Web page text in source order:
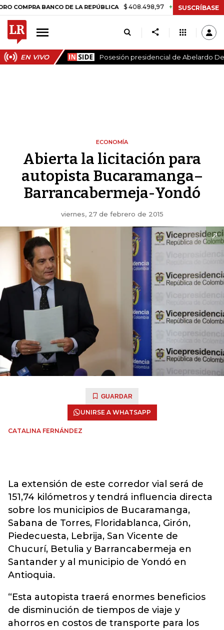
BANCO DE LA REPÚBLICA $ 408.498,97 +$ 8.753,81 +2,19%
SUSCRÍBASE
EN VIVO Posesión presidencial de Abelardo
ECONOMÍA
Abierta la licitación para
autopista Bucaramanga–
Barrancabermeja-Yondó
viernes, 27 de febrero de 2015
GUARDAR
UNIRSE A WHATSAPP
CATALINA FERNÁNDEZ
La extensión de este corredor vial será de
151,74 kilómetros y tendrá influencia directa
sobre los municipios de Bucaramanga,
Sabana de Torres, Floridablanca, Girón,
Piedecuesta, Lebrija, San Vicente de
Chucurí, Betulia y Barrancabermeja en
Santander y al municipio de Yondó en
Antioquia.
“Esta autopista traerá enormes beneficios
de disminución de tiempos de viaje y
ahorros en costos de transporte para los